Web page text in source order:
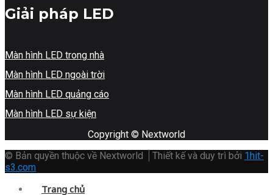
Giải pháp LED
Màn hình LED trong nhà
Màn hình LED ngoài trời
Màn hình LED quảng cáo
Màn hình LED sự kiện
Copyright © Nextworld
© Bản quyền thuộc về Nextworld
Thiết kế và duy trì bởi 1hit-
s3.com
Trang chủ